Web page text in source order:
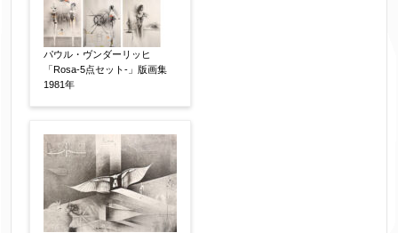
作品の画題 【任意】
日本画
油彩画
素描
立体
その他
パウル・ヴンダーリッヒ
「Rosa-5点セット-」版画集
1981年